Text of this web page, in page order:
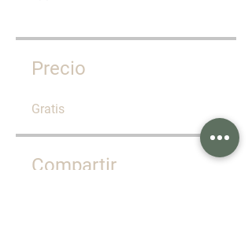
Precio
Gratis
Compartir